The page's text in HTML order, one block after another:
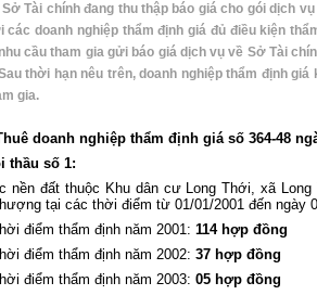
Sở Tài chính đang thu thập báo giá cho gói dịch
các doanh nghiệp thẩm định giá đủ điều kiện
cầu tham gia gửi báo giá dịch vụ về Sở Tài
thời hạn nêu trên, doanh nghiệp thẩm định
gia.
doanh nghiệp thẩm định giá số364-48
thầu số 1:
nền đất thuộc Khu dân cư Long Thới, xã
tại các thời điểm từ 01/01/2001 đến ngày
điểm thẩm định năm 2001:114 hợp đồng
điểm thẩm định năm 2002:37 hợp đồng
điểm thẩm định năm 2003:05 hợp đồng